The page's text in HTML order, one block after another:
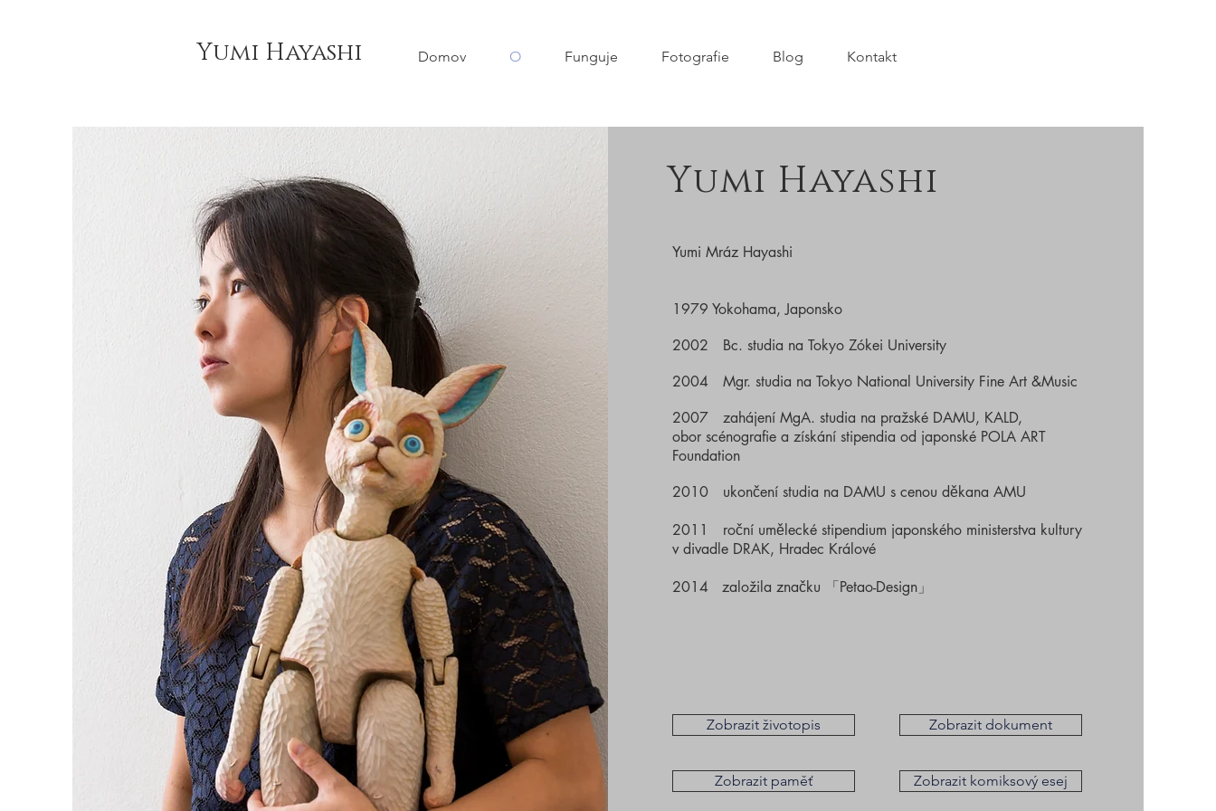
Domov O Funguje Fotografie Blog Kontakt
Yumi Hayashi
Yumi Mráz Hayashi
1979 Yokohama, Japonsko
2002 Bc. studia na Tokyo Zókei University
2004 Mgr. studia na Tokyo National University Fine Art &Music
2007 zahájení MgA. studia na pražské DAMU, KALD,
obor scénografie a získání stipendia od japonské POLA ART
Foundation
2010 ukončení studia na DAMU s cenou děkana AMU
2011 roční umělecké stipendium japonského ministerstva kultury
v divadle DRAK, Hradec Králové
2014 založila značku 「Petao-Design」
Zobrazit životopis
Zobrazit paměť
Zobrazit dokument
Zobrazit komiksový esej
Yumi Hayashi